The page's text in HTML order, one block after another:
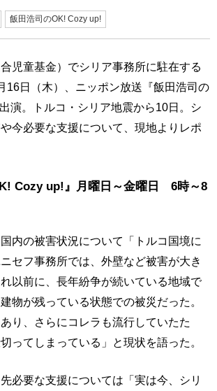
飯田浩司のOK! Cozy up!
児童基金）でシリア事務所に駐在する
16日（木）、ニッポン放送『飯田浩司の
演。トルコ・シリア地震から10日。シ
今必要な支援について、現地よりレポ
Cozy up!』月曜日～金曜日 6時～8
内の被害状況について「トルコ国境に
セフ事務所では、外壁など被害が大き
以前に、長年紛争が続いている地域で
物が残っている状態での被災だった。
り、さらにコレラも流行していたた
ってしまっている」と現状を語った。
必要な支援については「実は今、シリ